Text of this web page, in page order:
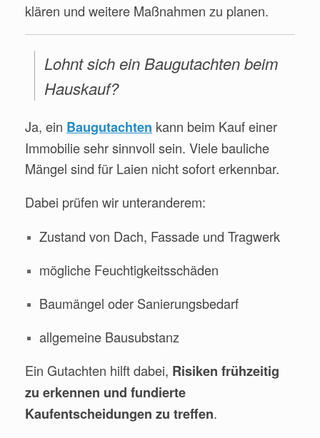
klären und weitere Maßnahmen zu planen.
Lohnt sich ein Baugutachten beim
Hauskauf?
Ja, ein Baugutachten kann beim Kauf einer
Immobilie sehr sinnvoll sein. Viele bauliche
Mängel sind für Laien nicht sofort erkennbar.
Dabei prüfen wir unteranderem:
Zustand von Dach, Fassade und Tragwerk
mögliche Feuchtigkeitsschäden
Baumängel oder Sanierungsbedarf
allgemeine Bausubstanz
Ein Gutachten hilft dabei, Risiken frühzeitig
zu erkennen und fundierte
Kaufentscheidungen zu treffen.